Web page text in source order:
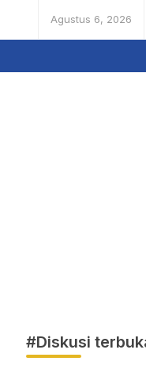
Agustus 6, 2026
#Diskusi